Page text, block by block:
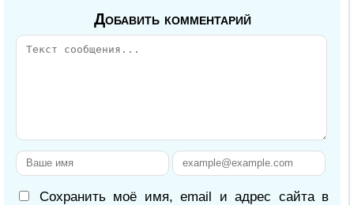
Добавить комментарий
Сохранить моё имя, email и адрес сайта в